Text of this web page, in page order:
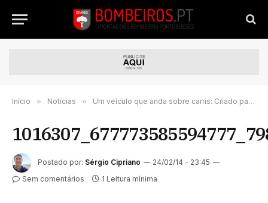
Início » Notícias » Um veículo que anda sobre carris: Criado para operar num túnel ferroviário belga.
Postado por: Sérgio Cipriano
24/02/14 - 23:45
Sem comentários
1 Leitura mínima